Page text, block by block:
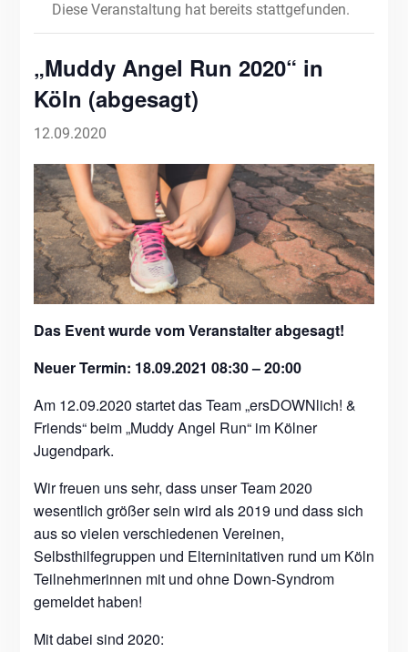
Diese Veranstaltung hat bereits stattgefunden.
„Muddy Angel Run 2020“ in
Köln (abgesagt)
12.09.2020
Das Event wurde vom Veranstalter abgesagt!
Neuer Termin: 18.09.2021 08:30 – 20:00
Am 12.09.2020 startet das Team „ersDOWNlich! &
Friends“ beim „Muddy Angel Run“ im Kölner
Jugendpark.
Wir freuen uns sehr, dass unser Team 2020
wesentlich größer sein wird als 2019 und dass sich
aus so vielen verschiedenen Vereinen,
Selbsthilfegruppen und Elterninitativen rund um Köln
Teilnehmerinnen mit und ohne Down-Syndrom
gemeldet haben!
Mit dabei sind 2020: